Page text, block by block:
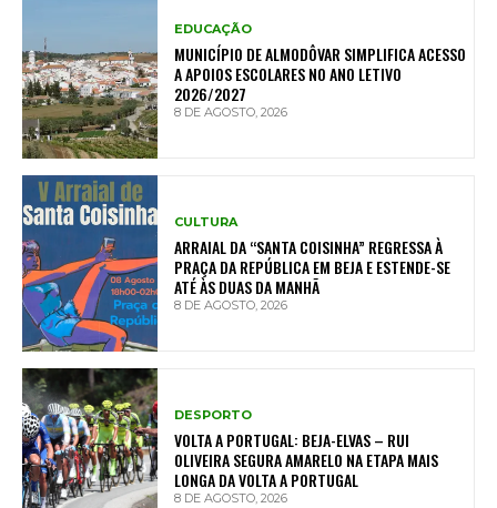
EDUCAÇÃO
MUNICÍPIO DE ALMODÔVAR SIMPLIFICA ACESSO
A APOIOS ESCOLARES NO ANO LETIVO
2026/2027
8 DE AGOSTO, 2026
CULTURA
ARRAIAL DA “SANTA COISINHA” REGRESSA À
PRAÇA DA REPÚBLICA EM BEJA E ESTENDE-SE
ATÉ ÀS DUAS DA MANHÃ
8 DE AGOSTO, 2026
DESPORTO
VOLTA A PORTUGAL: BEJA-ELVAS – RUI
OLIVEIRA SEGURA AMARELO NA ETAPA MAIS
LONGA DA VOLTA A PORTUGAL
8 DE AGOSTO, 2026